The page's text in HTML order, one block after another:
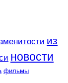
из
новости
фильмы